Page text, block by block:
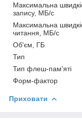
Максимальна
запису, МБ/с
Максимальна
читання, МБ/с
Об'єм, ГБ
Тип
Тип флеш-пам'яті
Форм-фактор
Приховати